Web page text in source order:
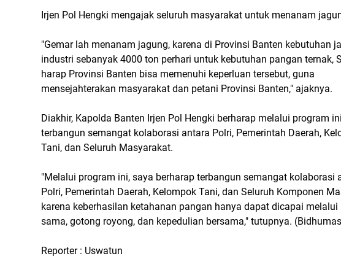
Irjen Pol Hengki mengajak seluruh masyarakat untuk menanam
"Gemar lah menanam jagung, karena di Provinsi Banten kebutuhan
industri sebanyak 4000 ton perhari untuk kebutuhan pangan ternak,
harap Provinsi Banten bisa memenuhi keperluan tersebut, guna
mensejahterakan masyarakat dan petani Provinsi Banten," ajaknya.
Diakhir, Kapolda Banten Irjen Pol Hengki berharap melalui program ini
terbangun semangat kolaborasi antara Polri, Pemerintah Daerah,
Tani, dan Seluruh Masyarakat.
"Melalui program ini, saya berharap terbangun semangat kolaborasi
Polri, Pemerintah Daerah, Kelompok Tani, dan Seluruh Komponen
karena keberhasilan ketahanan pangan hanya dapat dicapai melalui
sama, gotong royong, dan kepedulian bersama," tutupnya.
Reporter : Uswatun